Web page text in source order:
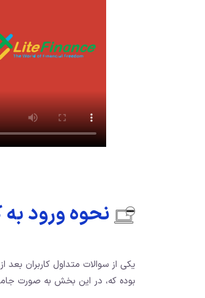
نحوه ورود
یکی از سوالات متداول کاربران بعد
بوده که،‌ در این بخش به صورت